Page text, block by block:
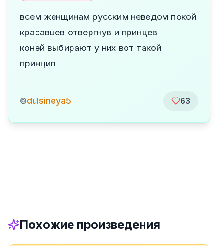
всем женщинам русским неведом покой
красавцев отвергнув и принцев
коней выбирают у них вот такой
принцип
©dulsineya5 63
Похожие произведения